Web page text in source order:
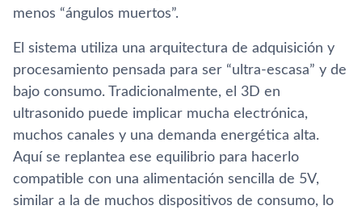
menos “ángulos muertos”.
El sistema utiliza una arquitectura de adquisición y
procesamiento pensada para ser “ultra-escasa” y de
bajo consumo. Tradicionalmente, el 3D en
ultrasonido puede implicar mucha electrónica,
muchos canales y una demanda energética alta.
Aquí se replantea ese equilibrio para hacerlo
compatible con una alimentación sencilla de 5V,
similar a la de muchos dispositivos de consumo, lo